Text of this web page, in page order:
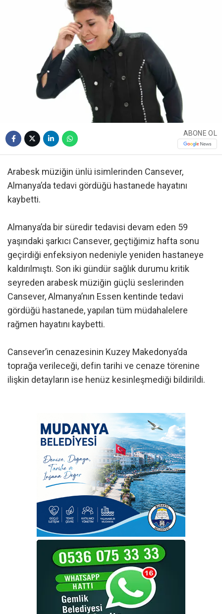
ABONE OL
Arabesk müziğin ünlü isimlerinden Cansever,
Almanya’da tedavi gördüğü hastanede hayatını
kaybetti.
Almanya’da bir süredir tedavisi devam eden 59
yaşındaki şarkıcı Cansever, geçtiğimiz hafta sonu
geçirdiği enfeksiyon nedeniyle yeniden hastaneye
kaldırılmıştı. Son iki gündür sağlık durumu kritik
seyreden arabesk müziğin güçlü seslerinden
Cansever, Almanya’nın Essen kentinde tedavi
gördüğü hastanede, yapılan tüm müdahalelere
rağmen hayatını kaybetti.
Cansever’in cenazesinin Kuzey Makedonya’da
toprağa verileceği, defin tarihi ve cenaze törenine
ilişkin detayların ise henüz kesinleşmediği bildirildi.